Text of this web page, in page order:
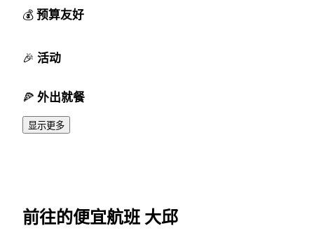
预算友好
活动
外出就餐
显示更多
前往的便宜航班 大邱